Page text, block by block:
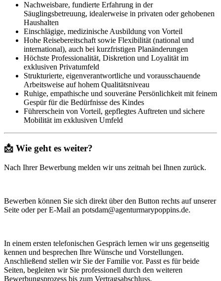
Nachweisbare, fundierte Erfahrung in der
Säuglingsbetreuung, idealerweise in privaten oder gehobenen
Haushalten
Einschlägige, medizinische Ausbildung von Vorteil
Hohe Reisebereitschaft sowie Flexibilität (national und
international), auch bei kurzfristigen Planänderungen
Höchste Professionalität, Diskretion und Loyalität im
exklusiven Privatumfeld
Strukturierte, eigenverantwortliche und vorausschauende
Arbeitsweise auf hohem Qualitätsniveau
Ruhige, empathische und souveräne Persönlichkeit mit feinem
Gespür für die Bedürfnisse des Kindes
Führerschein von Vorteil, gepflegtes Auftreten und sichere
Mobilität im exklusiven Umfeld
📩 Wie geht es weiter?
Nach Ihrer Bewerbung melden wir uns zeitnah bei Ihnen zurück.
Bewerben können Sie sich direkt über den Button rechts auf unserer
Seite oder per E-Mail an potsdam@agenturmarypoppins.de.
In einem ersten telefonischen Gespräch lernen wir uns gegenseitig
kennen und besprechen Ihre Wünsche und Vorstellungen.
Anschließend stellen wir Sie der Familie vor. Passt es für beide
Seiten, begleiten wir Sie professionell durch den weiteren
Bewerbungsprozess bis zum Vertragsabschluss.